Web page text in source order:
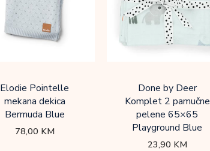
Elodie Pointelle
mekana dekica
Bermuda Blue
78,00 KM
Done by Deer
Komplet 2 pamučne
pelene 65×65
Playground Blue
23,90 KM